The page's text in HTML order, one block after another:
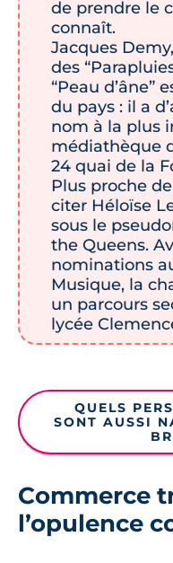
de prendre le
connaît.
Jacques
des
“Peau d’âne”
du pays : il a
nom à la plus
médiathèque
24 quai de la
Plus proche
citer Héloïse
sous le
the Queens.
nominations
Musique, la
un parcours
lycée
QUELS
SONT AUSSI
Commerce
l’opulence